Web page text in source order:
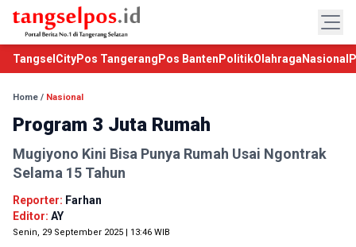
TangselCityPos Tangerang Pos Banten PolitikOlahraga Nasional
Home / Nasional
Program 3 Juta Rumah
Mugiyono Kini Bisa Punya Rumah Usai Ngontrak
Selama 15 Tahun
Reporter: Farhan
Editor: AY
Senin, 29 September 2025 | 13:46 WIB